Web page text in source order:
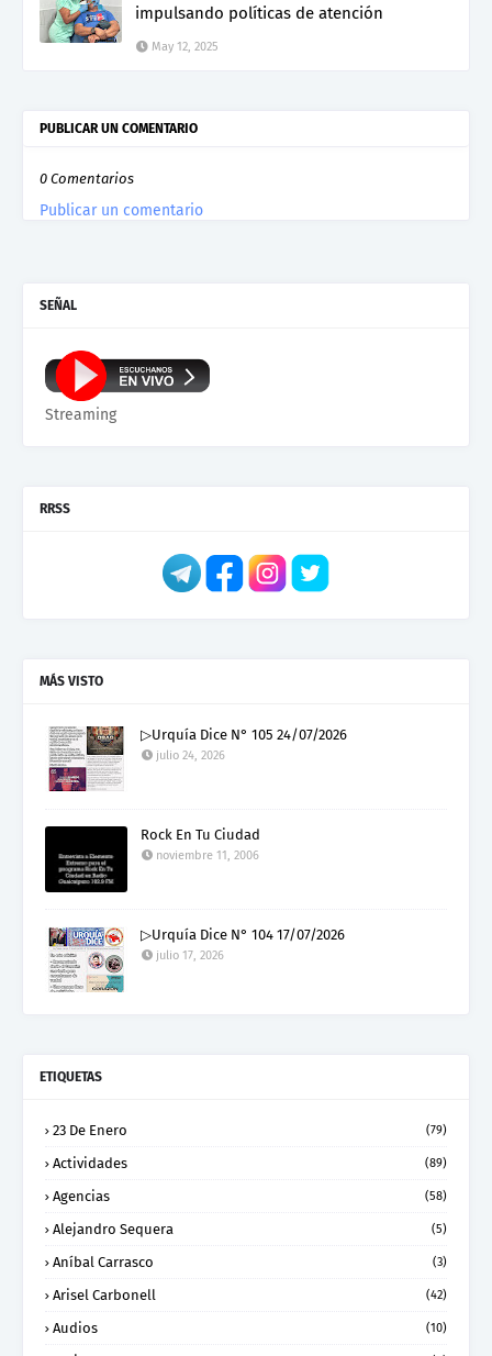
impulsando políticas de atención
May 12, 2025
PUBLICAR UN COMENTARIO
0 Comentarios
Publicar un comentario
SEÑAL
Streaming
RRSS
MÁS VISTO
▷Urquía Dice N° 105 24/07/2026
julio 24, 2026
Rock En Tu Ciudad
noviembre 11, 2006
▷Urquía Dice N° 104 17/07/2026
julio 17, 2026
ETIQUETAS
23 De Enero (79)
Actividades (89)
Agencias (58)
Alejandro Sequera (5)
Aníbal Carrasco (3)
Arisel Carbonell (42)
Audios (10)